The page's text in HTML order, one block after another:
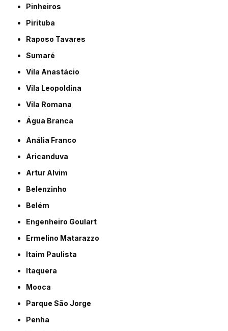
Pinheiros
Pirituba
Raposo Tavares
Sumaré
Vila Anastácio
Vila Leopoldina
Vila Romana
Água Branca
Anália Franco
Aricanduva
Artur Alvim
Belenzinho
Belém
Engenheiro Goulart
Ermelino Matarazzo
Itaim Paulista
Itaquera
Mooca
Parque São Jorge
Penha